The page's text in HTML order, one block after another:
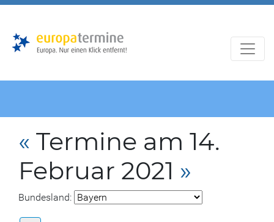
« Termine am 14.
Februar 2021 »
Bundesland: